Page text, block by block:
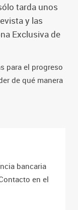
tarda unos
y las
Exclusiva de
para el progreso
de qué manera
bancaria
en el